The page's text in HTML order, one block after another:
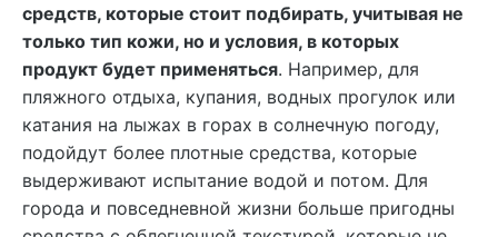
средств, которые стоит подбирать, учитывая не
только тип кожи, но и условия, в которых
продукт будет применяться. Например, для
пляжного отдыха, купания, водных прогулок или
катания на лыжах в горах в солнечную погоду,
подойдут более плотные средства, которые
выдерживают испытание водой и потом. Для
города и повседневной жизни больше пригодны